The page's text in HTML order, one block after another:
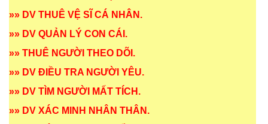
»» DV THUÊ VỆ SĨ CÁ NHÂN .
»» DV QUẢN LÝ CON CÁI .
»» THUÊ NGƯỜI THEO DÕI .
»» DV ĐIỀU TRA NGƯỜI YÊU.
»» DV TÌM NGƯỜI MẤT TÍCH .
»» DV XÁC MINH NHÂN THÂN .